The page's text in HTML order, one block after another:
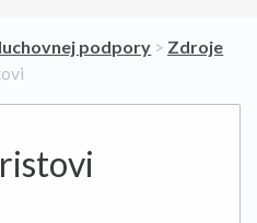
podpory ​ > ​ ​Zdroje